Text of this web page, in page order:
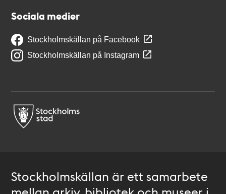
Sociala medier
Stockholmskällan på Facebook
Stockholmskällan på Instagram
Stockholmskällan är ett samarbete